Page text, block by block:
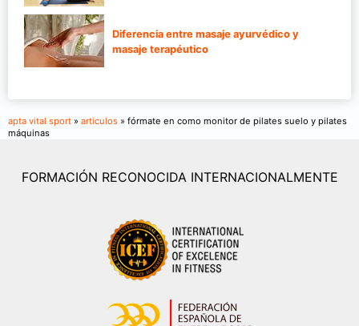
Diferencia entre masaje ayurvédico y
masaje terapéutico
apta vital sport » articulos » fórmate en como monitor de pilates suelo y pilates
máquinas
FORMACIÓN RECONOCIDA INTERNACIONALMENTE